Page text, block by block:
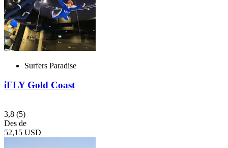
Surfers Paradise
iFLY Gold Coast
3,8 (5)
Des de
52,15 USD